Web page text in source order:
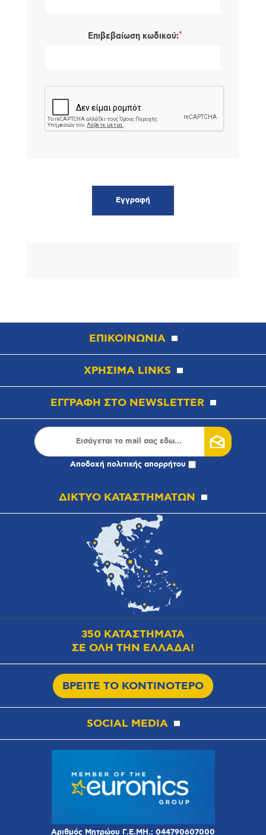
Επιβεβαίωση κωδικού:*
ΕΠΙΚΟΙΝΩΝΙΑ
ΧΡΗΣΙΜΑ LINKS
ΕΓΓΡΑΦΗ ΣΤΟ NEWSLETTER
Αποδοχή πολιτικής απορρήτου
ΔΙΚΤΥΟ ΚΑΤΑΣΤΗΜΑΤΩΝ
350 ΚΑΤΑΣΤΗΜΑΤΑ
ΣΕ ΟΛΗ ΤΗΝ ΕΛΛΑΔΑ!
ΒΡΕΙΤΕ ΤΟ ΚΟΝΤΙΝΟΤΕΡΟ
SOCIAL MEDIA